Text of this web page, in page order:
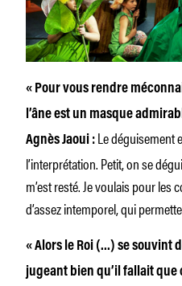
« Pour vous rendre
l’âne est un masque
Agnès Jaoui : Le déguisement
l’interprétation. Petit, on se
m’est resté. Je voulais pour
d’assez intemporel, qui
« Alors le Roi (…) se souvint
jugeant bien qu’il fallait